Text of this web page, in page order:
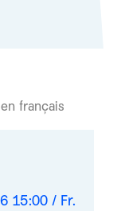
français
15:00 / Fr.